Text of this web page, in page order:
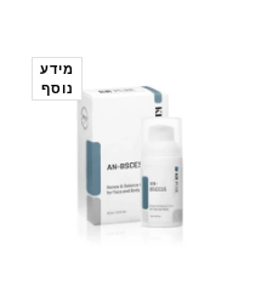
מידע
נוסף